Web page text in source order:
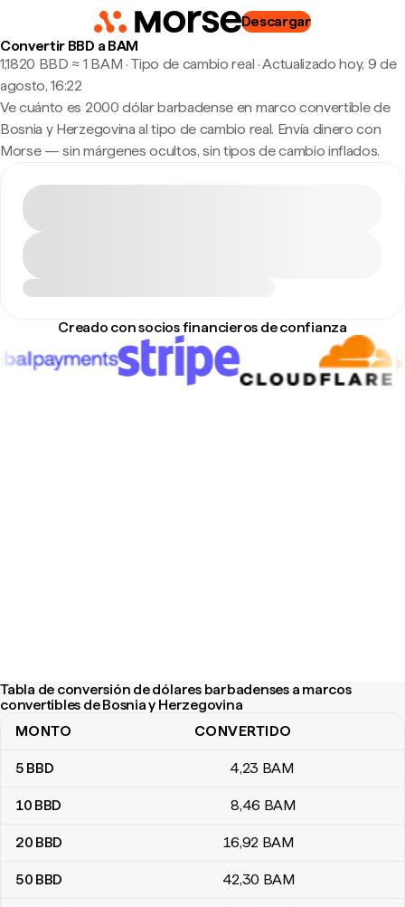
Descargar
Convertir BBD a BAM
1,1820 BBD ≈ 1 BAM · Tipo de cambio real ·Actualizado hoy, 9 de
agosto, 16:22
Ve cuánto es 2000 dólar barbadense en marco convertible de
Bosnia y Herzegovina al tipo de cambio real. Envía dinero con
Morse — sin márgenes ocultos, sin tipos de cambio inflados.
Creado con socios financieros de confianza
Tabla de conversión de dólares barbadenses a marcos
convertibles de Bosnia y Herzegovina
Tabla de conversión de dólares barbadenses a marcos
MONTO CONVERTIDO
5 BBD 4,23 BAM
10 BBD 8,46 BAM
20 BBD 16,92 BAM
50 BBD 42,30 BAM